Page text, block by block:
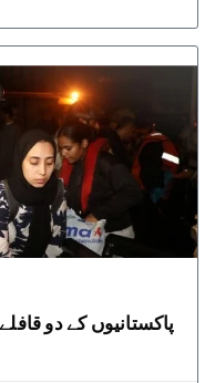
پاکستانیوں کے دو